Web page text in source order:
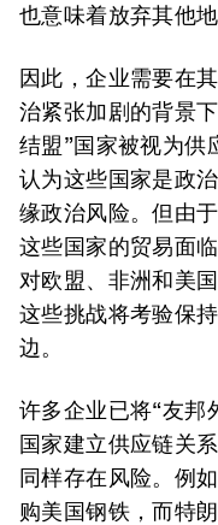
也意味着放弃其他
因此，企业需要在
治紧张加剧的背景
结盟”国家被视为供
认为这些国家是政
缘政治风险。但由
这些国家的贸易面
对欧盟、非洲和美
这些挑战将考验保
边。
许多企业已将“友
国家建立供应链关
同样存在风险。例
购美国钢铁，而特